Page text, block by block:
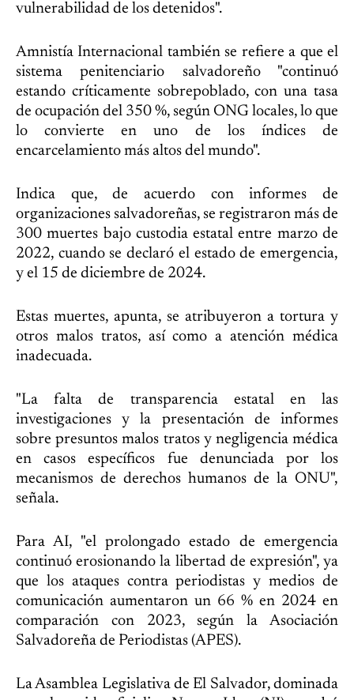
vulnerabilidad de los detenidos".
Amnistía Internacional también se refiere a que el
sistema penitenciario salvadoreño "continuó
estando críticamente sobrepoblado, con una tasa
de ocupación del 350 %, según ONG locales, lo que
lo convierte en uno de los índices de
encarcelamiento más altos del mundo".
Indica que, de acuerdo con informes de
organizaciones salvadoreñas, se registraron más de
300 muertes bajo custodia estatal entre marzo de
2022, cuando se declaró el estado de emergencia,
y el 15 de diciembre de 2024.
Estas muertes, apunta, se atribuyeron a tortura y
otros malos tratos, así como a atención médica
inadecuada.
"La falta de transparencia estatal en las
investigaciones y la presentación de informes
sobre presuntos malos tratos y negligencia médica
en casos específicos fue denunciada por los
mecanismos de derechos humanos de la ONU",
señala.
Para AI, "el prolongado estado de emergencia
continuó erosionando la libertad de expresión", ya
que los ataques contra periodistas y medios de
comunicación aumentaron un 66 % en 2024 en
comparación con 2023, según la Asociación
Salvadoreña de Periodistas (APES).
La Asamblea Legislativa de El Salvador, dominada